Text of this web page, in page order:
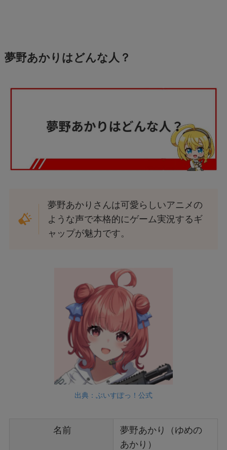
夢野あかりはどんな人？
夢野あかりさんは可愛らしいアニメの
ような声で本格的にゲーム実況するギ
ャップが魅力です。
出典：ぶいすぽっ！公式
名前
夢野あかり（ゆめの
あかり）